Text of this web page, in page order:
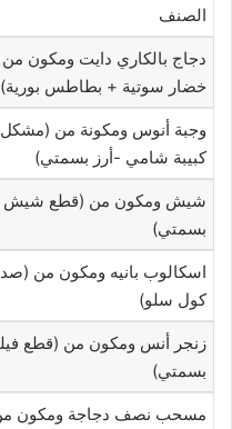
الصنف
دجاج بالكاري دايت ومكون
خضار سوتية + بطاطس بورية)
وجبة أنوس ومكونة من
كبيبة شامي -أرز بسمتي)
شيش ومكون من (قطع شيش
بسمتي)
اسكالوب بانيه ومكون من
كول سلو)
زنجر أنس ومكون من (قطع
بسمتي)
مسحب نصف دجاجة ومكون